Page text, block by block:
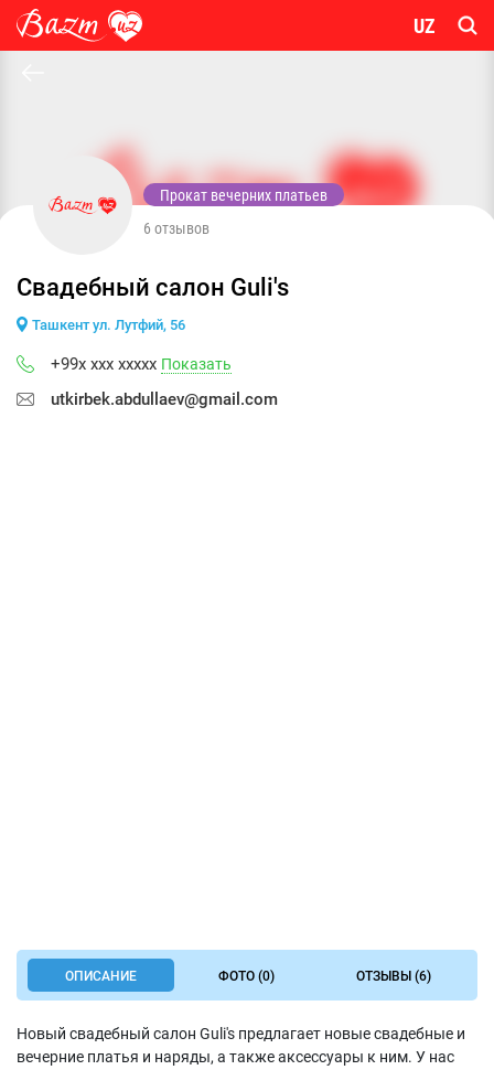
UZ
Прокат вечерних платьев
6 отзывов
Свадебный салон Guli's
Ташкент ул. Лутфий, 56
+99x xxx xxxxx Показать
utkirbek.abdullaev@gmail.com
ОПИСАНИЕ ФОТО (0) ОТЗЫВЫ (6)
Новый свадебный салон Guli's предлагает новые свадебные и
вечерние платья и наряды, а также аксессуары к ним. У нас